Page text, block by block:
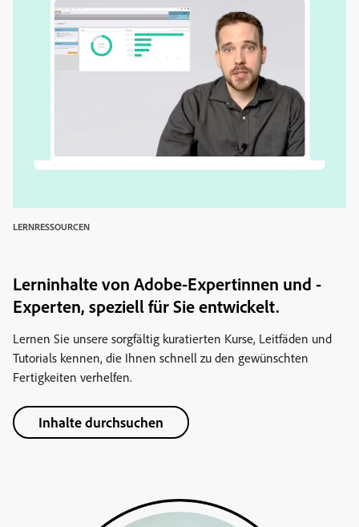
LERNRESSOURCEN
Lerninhalte von Adobe-Expertinnen und -
Experten, speziell für Sie entwickelt.
Lernen Sie unsere sorgfältig kuratierten Kurse, Leitfäden und
Tutorials kennen, die Ihnen schnell zu den gewünschten
Fertigkeiten verhelfen.
Inhalte durchsuchen